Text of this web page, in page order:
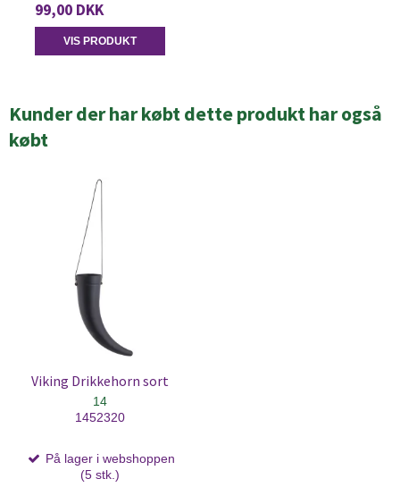
99,00 DKK
VIS PRODUKT
Kunder der har købt dette produkt har også
købt
Viking Drikkehorn sort
14
1452320
På lager i webshoppen
(5 stk.)